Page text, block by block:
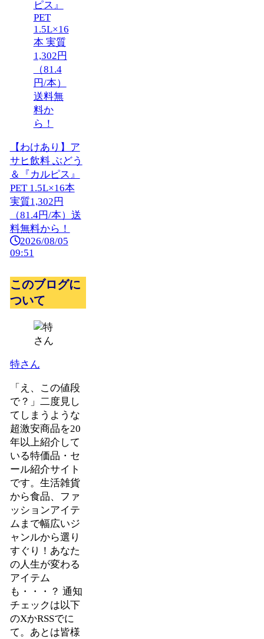
【わけあり】ア
サヒ飲料 ぶどう
＆『カルピス』
PET 1.5L×16本
実質1,302円
（81.4円/本）送
料無料から！
2026/08/05
09:51
このブログに
ついて
特さん
「え、この値段
で？」二度見し
てしまうような
超激安商品を20
年以上紹介して
いる特価品・セ
ール紹介サイト
です。生活雑貨
から食品、ファ
ッションアイテ
ムまで幅広いジ
ャンルから選り
すぐり！あなた
の人生が変わる
アイテム
も・・・？ 通知
チェックは以下
のXかRSSでに
て。あとは皆様